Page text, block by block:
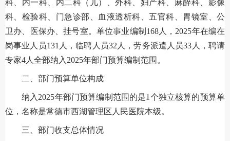
科、内一科、内二科（儿）、外科、妇产科、麻醉科、影像
科、检验科、门急诊部、血液透析科、五官科、胃镜室、公
卫办、医保办、挂号室。单位事业编制168人，2025年在编在
岗事业人员131人，临聘人员32人，劳务派遣人员33人，聘请
专家4人全部纳入2025年部门预算编制范围。
二、部门预算单位构成
纳入2025年部门预算编制范围的是1个独立核算的预算单
位，名称是常德市西湖管理区人民医院本级。
三、部门收支总体情况